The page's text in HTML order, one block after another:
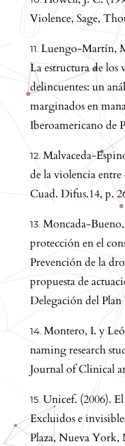
Violence, Sage,
Luengo-Martín,
La estructura de los
delincuentes: un
marginados en
Iberoamericano de
Malvaceda-
de la violencia
Cuad. Difus.14, p.
Moncada-Bueno,
protección en el
Prevención de la
propuesta de
Delegación del
Montero, I. y
naming research
Journal of Clinical
Unicef. (2006).
Excluidos e
Plaza, Nueva York,